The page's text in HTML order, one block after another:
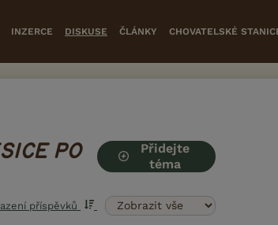
INZERCE DISKUSE ČLÁNKY CHOVATELSKÉ
PO
Přidejte
téma
příspěvků